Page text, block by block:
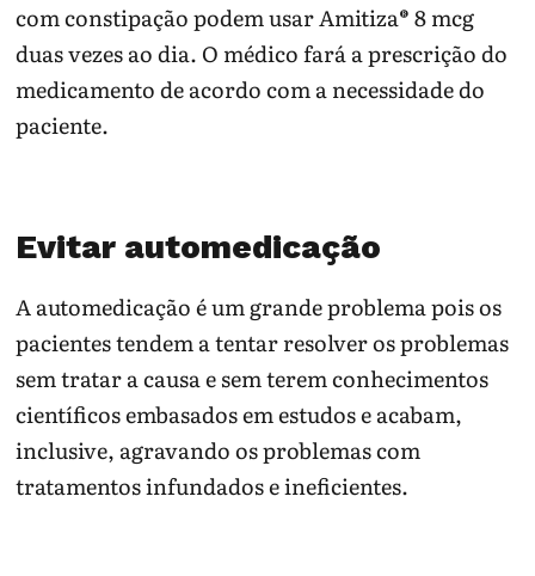
com constipação podem usar Amitiza® 8 mcg
duas vezes ao dia. O médico fará a prescrição do
medicamento de acordo com a necessidade do
paciente.
Evitar automedicação
A automedicação é um grande problema pois os
pacientes tendem a tentar resolver os problemas
sem tratar a causa e sem terem conhecimentos
científicos embasados em estudos e acabam,
inclusive, agravando os problemas com
tratamentos infundados e ineficientes.